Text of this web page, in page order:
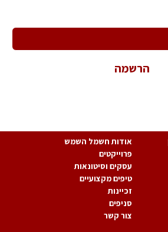
הרשמה
אודות חשמל השמש
פרוייקטים
עסקים וסיטונאות
טיפים מקצועיים
זכיינות
סניפים
צור קשר